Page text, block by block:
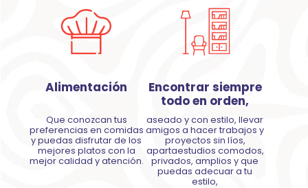
Alimentación
Que conozcan tus
preferencias en comidas
y puedas disfrutar de los
mejores platos con la
mejor calidad y atención.
Encontrar siempre
todo en orden,
aseado y con estilo, llevar
amigos a hacer trabajos y
proyectos sin líos,
apartaestudios comodos,
privados, amplios y que
puedas adecuar a tu
estilo,